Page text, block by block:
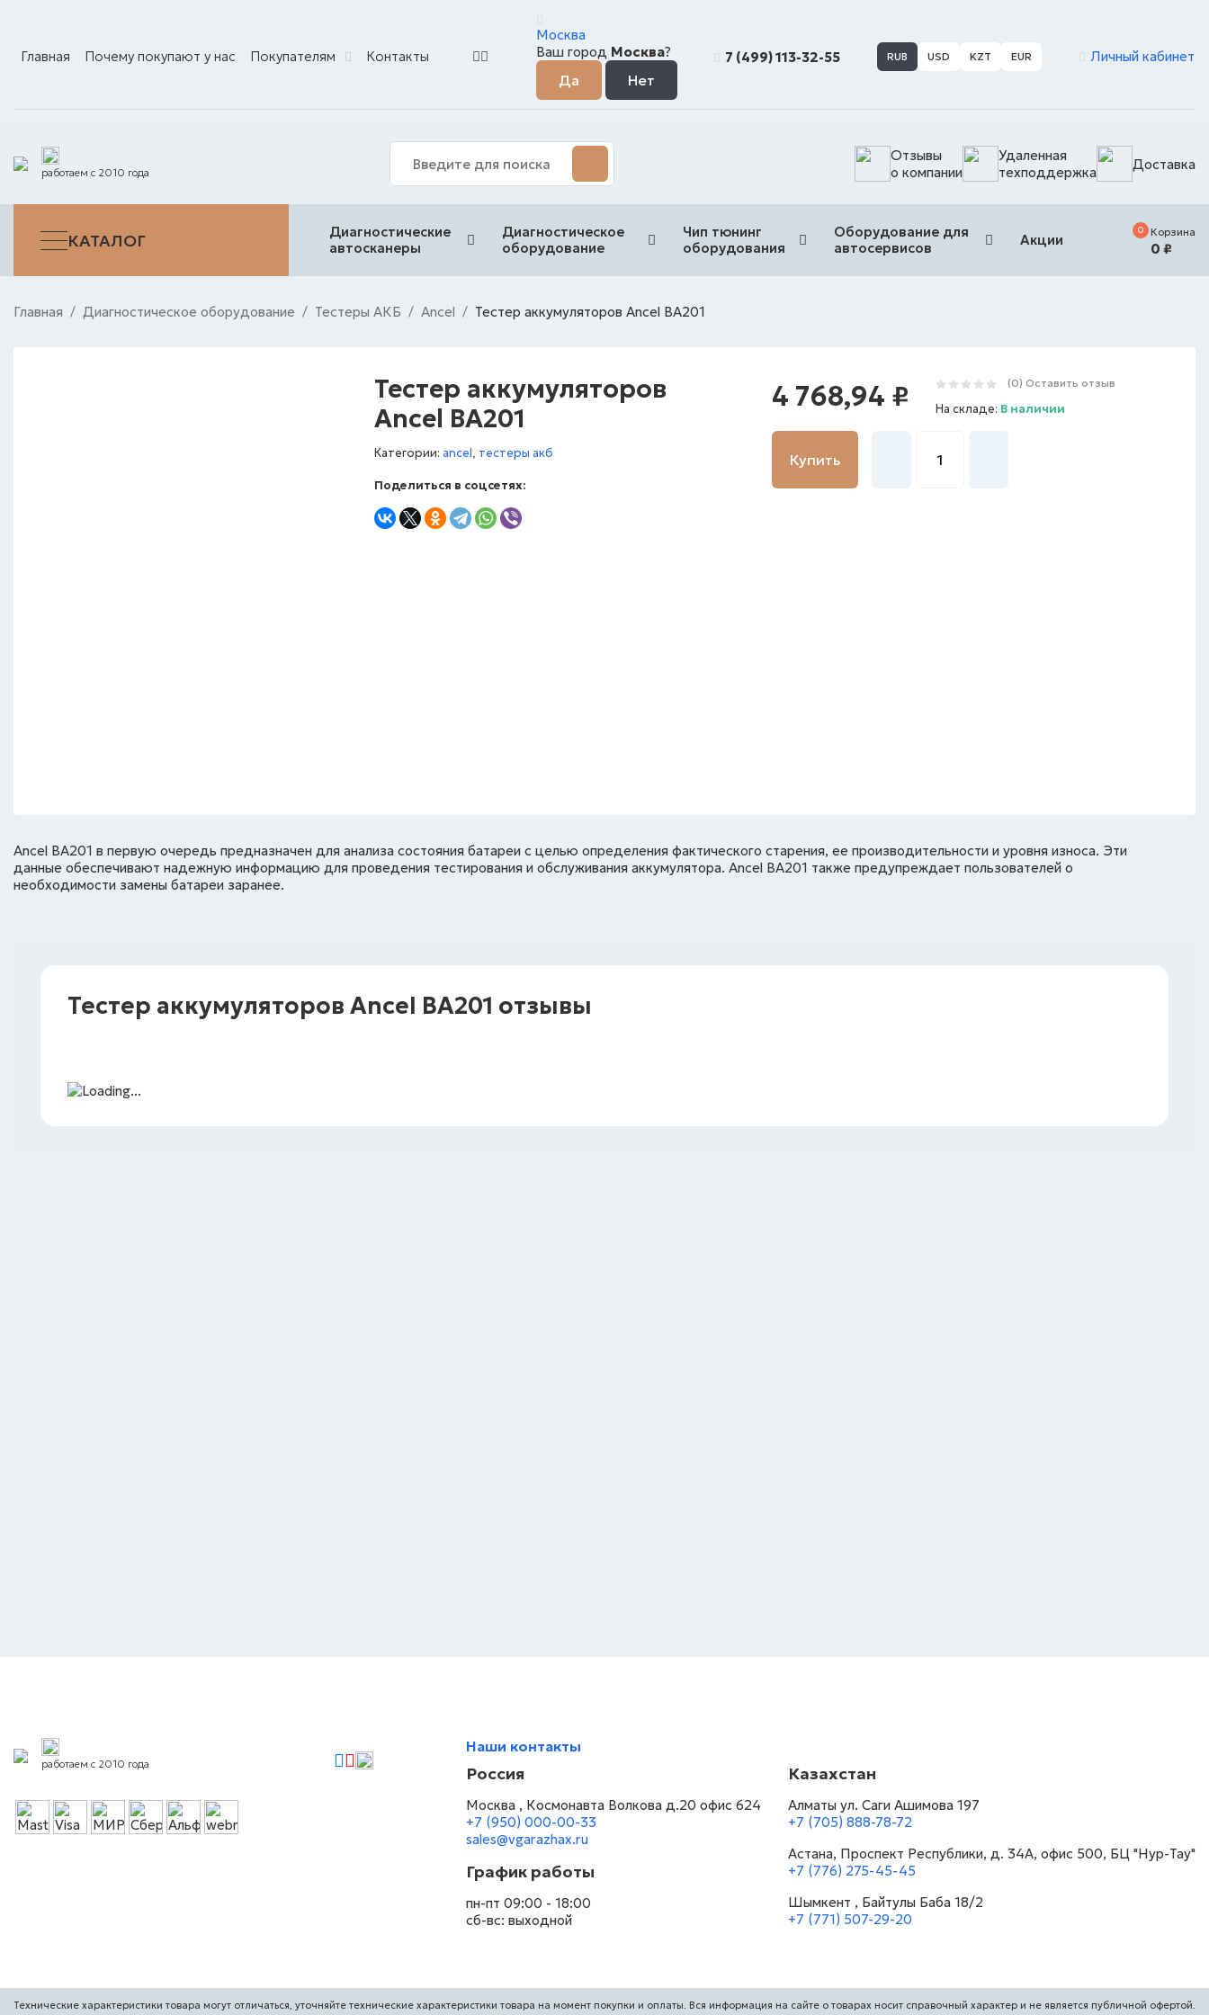
Главная Почему покупают у нас Покупателям Контакты
Москва
Ваш город Москва? 7 (499) 113-32-55 RUB USD KZT EUR Личный кабинет
работаем с 2010 года
Отзывы
о компании
Удаленная
техподдержка
Доставка
КАТАЛОГ
Диагностические
автосканеры
Диагностическое
оборудование
Чип тюнинг
оборудования
Оборудование для
автосервисов
Акции
0 Корзина
0 ₽
Главная / Диагностическое оборудование / Тестеры АКБ / Ancel / Тестер аккумуляторов Ancel BA201
Тестер аккумуляторов
Ancel BA201
Категории: ancel, тестеры акб
Поделиться в соцсетях:
4 768,94 ₽ (0) Оставить отзыв
На складе: В наличии
Купить
Ancel BA201 в первую очередь предназначен для анализа состояния батареи с целью определения фактического старения, ее производительности и уровня износа. Эти
данные обеспечивают надежную информацию для проведения тестирования и обслуживания аккумулятора. Ancel BA201 также предупреждает пользователей о
необходимости замены батареи заранее.
Тестер аккумуляторов Ancel BA201 отзывы
работаем с 2010 года
Наши контакты
Россия
Москва , Космонавта Волкова д.20 офис 624
+7 (950) 000-00-33
sales@vgarazhax.ru
График работы
пн-пт 09:00 - 18:00
сб-вс: выходной
Казахстан
Алматы ул. Саги Ашимова 197
+7 (705) 888-78-72
Астана, Проспект Республики, д. 34А​, офис 500, БЦ "Нур-Тау"
+7 (776) 275-45-45
Шымкент , Байтулы Баба 18/2
+7 (771) 507-29-20
Технические характеристики товара могут отличаться, уточняйте технические характеристики товара на момент покупки и оплаты. Вся информация на сайте о товарах носит справочный характер и не является публичной офертой.